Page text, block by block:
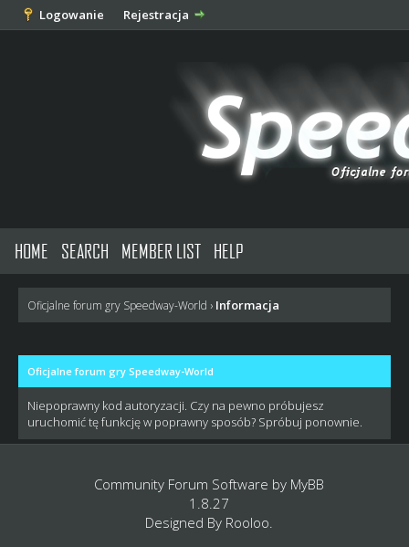
Logowanie Rejestracja
HOME SEARCH MEMBER LIST HELP
Oficjalne forum gry Speedway-World › Informacja
Oficjalne forum gry Speedway-World
Niepoprawny kod autoryzacji. Czy na pewno próbujesz
uruchomić tę funkcję w poprawny sposób? Spróbuj ponownie.
Community Forum Software by MyBB
1.8.27
Designed By Rooloo.